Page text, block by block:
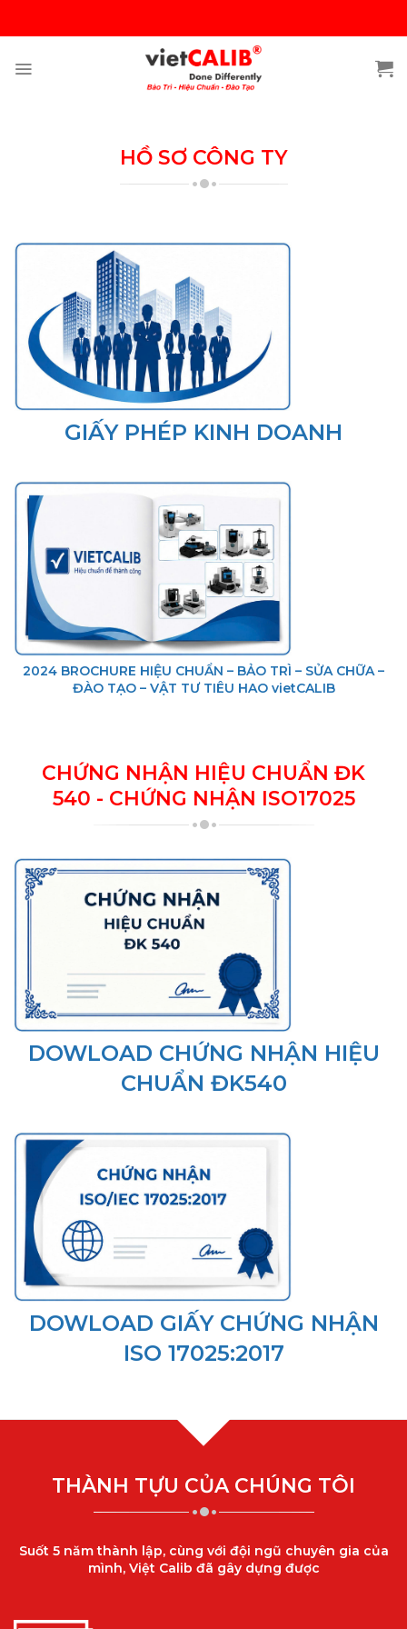
content
HỒ SƠ CÔNG TY
GIẤY PHÉP KINH DOANH
2024 BROCHURE HIỆU CHUẨN – BẢO TRÌ – SỬA CHỮA –
ĐÀO TẠO – VẬT TƯ TIÊU HAO vietCALIB
CHỨNG NHẬN HIỆU CHUẨN ĐK
540 - CHỨNG NHẬN ISO17025
DOWLOAD CHỨNG NHẬN HIỆU
CHUẨN ĐK540
DOWLOAD GIẤY CHỨNG NHẬN
ISO 17025:2017
THÀNH TỰU CỦA CHÚNG TÔI
Suốt 5 năm thành lập, cùng với đội ngũ chuyên gia của
mình, Việt Calib đã gây dựng được